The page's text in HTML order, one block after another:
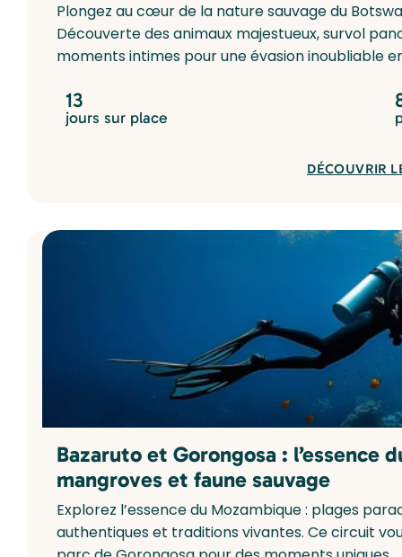
Plongez au cœur de la nature sauvage du
Découverte des animaux majestueux, survol
moments intimes pour une évasion inoubliable
13
jours sur place
DÉCOUVRIR
Bazaruto et Gorongosa : l’essence
mangroves et faune sauvage
Explorez l’essence du Mozambique : plages
authentiques et traditions vivantes. Ce circuit